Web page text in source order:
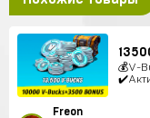
💰V-
Freon